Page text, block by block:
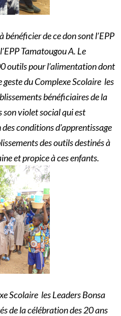
bénéficier de ce don sont l’EPP
Tamatougou A. Le
outils pour l’alimentation dont
du Complexe Scolaire les
bénéficiaires de la
son violet social qui est
conditions d’apprentissage
des outils destinés à
et propice à ces enfants.
Scolaire les Leaders Bonsa
de la célébration des 20 ans